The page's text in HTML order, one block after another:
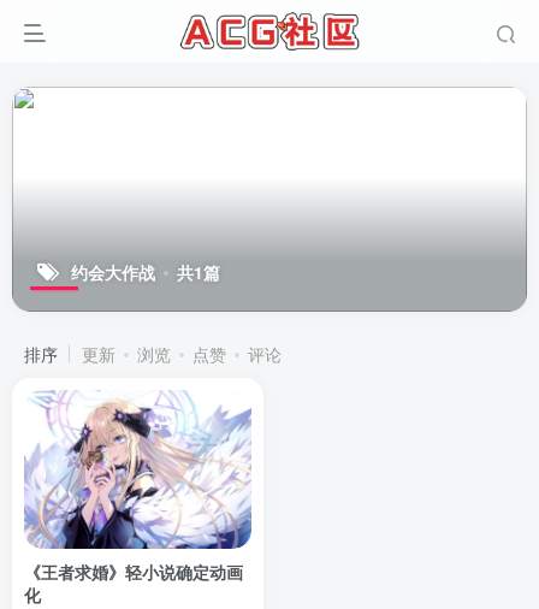
约会大作战 共1篇
排序 更新 浏览 点赞 评论
《王者求婚》轻小说确定动画
化